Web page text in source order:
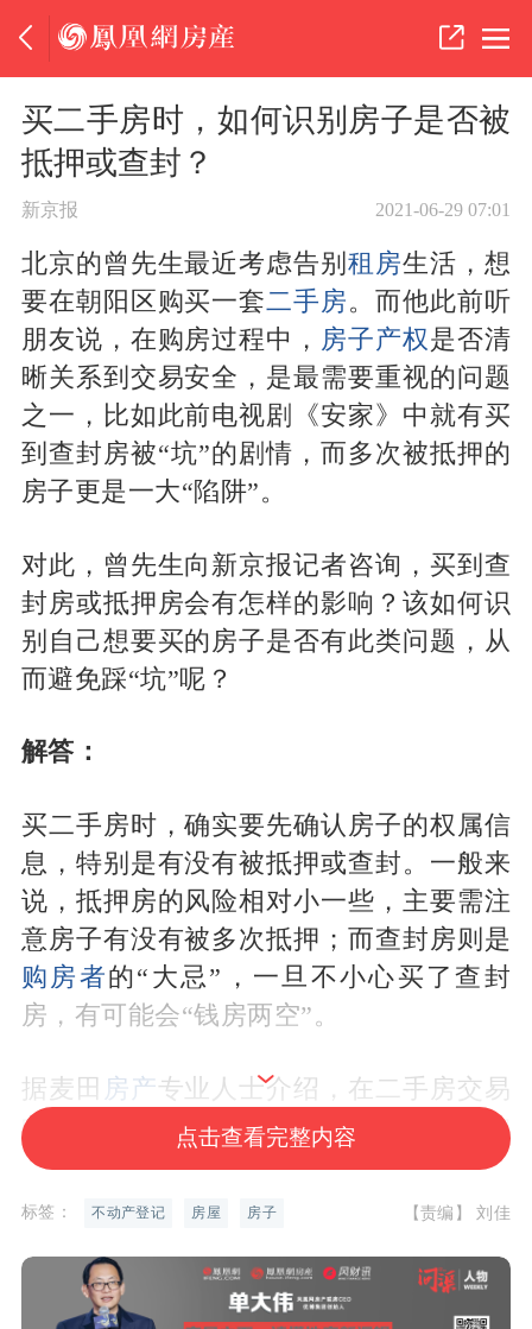
买二手房时，如何识别房子是否被
抵押或查封？
新京报 2021-06-29 07:01
北京的曾先生最近考虑告别 租房生活，想
要在朝阳区购买一套二手房。而他此前听
朋友说，在购房过程中， 房子产权是否清
晰关系到交易安全，是最需要重视的问题
之一，比如此前电视剧《安家》中就有买
到查封房被“坑”的剧情，而多次被抵押的
房子更是一大“陷阱”。
对此，曾先生向新京报记者咨询，买到查
封房或抵押房会有怎样的影响？该如何识
别自己想要买的房子是否有此类问题，从
而避免踩“坑”呢？
解答：
买二手房时，确实要先确认房子的权属信
息，特别是有没有被抵押或查封。一般来
说，抵押房的风险相对小一些，主要需注
意房子有没有被多次抵押；而查封房则是
购房者的“大忌”，一旦不小心买了查封
房，有可能会“钱房两空”。
据麦田 房产专业人士介绍，在二手房交易
中，“房子有抵押”并不奇怪，因为很多购
房者在买房时本身就是选择银行贷款购
买，除银行贷款抵押外，也会存在个人抵
对此，最重要的是确定业主是否能够解除
点击查看完整内容
标签： 不动产登记 房屋 房子 【责编】 刘佳